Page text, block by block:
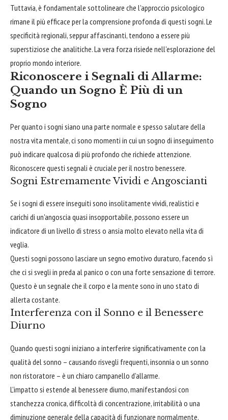
Tuttavia, è fondamentale sottolineare che l'approccio psicologico
rimane il più efficace per la comprensione profonda di questi sogni. Le
specificità regionali, seppur affascinanti, tendono a essere più
superstiziose che analitiche. La vera forza risiede nell'esplorazione del
proprio mondo interiore.
Riconoscere i Segnali di Allarme:
Quando un Sogno È Più di un
Sogno
Per quanto i sogni siano una parte normale e spesso salutare della
nostra vita mentale, ci sono momenti in cui un sogno di inseguimento
può indicare qualcosa di più profondo che richiede attenzione.
Riconoscere questi segnali è cruciale per il nostro benessere.
Sogni Estremamente Vividi e Angoscianti
Se i sogni di essere inseguiti sono insolitamente vividi, realistici e
carichi di un'angoscia quasi insopportabile, possono essere un
indicatore di un livello di stress o ansia molto elevato nella vita di
veglia.
Questi sogni possono lasciare un segno emotivo duraturo, facendo sì
che ci si svegli in preda al panico o con una forte sensazione di terrore.
Questo è un segnale che il corpo e la mente sono in uno stato di
allerta costante.
Interferenza con il Sonno e il Benessere
Diurno
Quando questi sogni iniziano a interferire significativamente con la
qualità del sonno – causando risvegli frequenti, insonnia o un sonno
non ristoratore – è un chiaro campanello d'allarme.
L'impatto si estende al benessere diurno, manifestandosi con
stanchezza cronica, difficoltà di concentrazione, irritabilità o una
diminuzione generale della capacità di funzionare normalmente.